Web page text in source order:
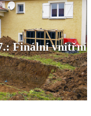
Finální vnitřní